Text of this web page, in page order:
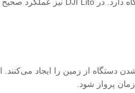
دستگاه از زمین را ایجاد
پرواز شود.